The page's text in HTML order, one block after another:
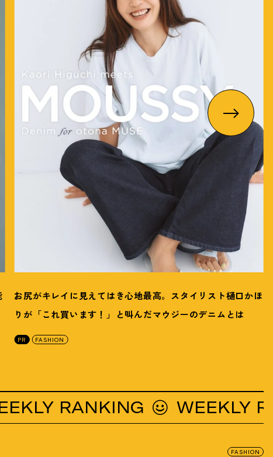
お尻がキレイに見えてはき心地最高。スタイリスト樋口かほ
りが「これ買います ！ 」と叫んだマウジーのデニムとは
PR FASHION
RANKING WEEKLY
FASHION